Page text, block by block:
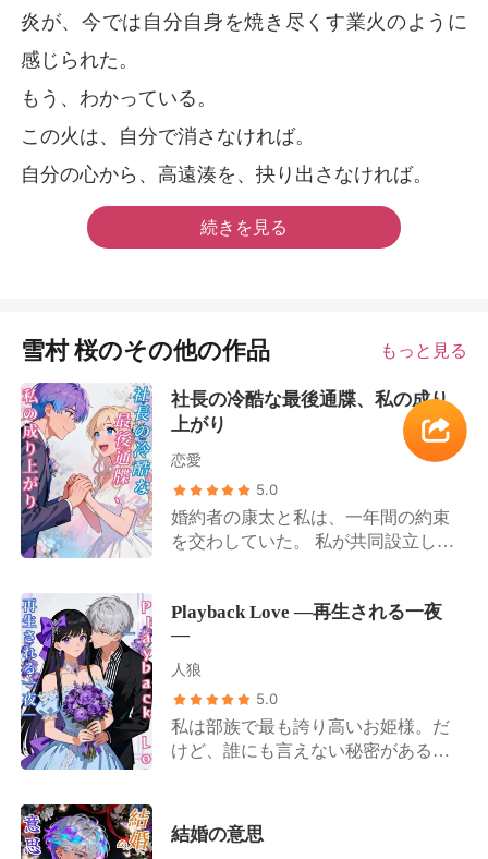
炎が、今では自分自身を焼き尽くす業火のように
感じられた。
もう、わかっている。
この火は、自分で消さなければ。
自分の心から、高遠湊を、抉り出さなければ。
続きを見る
雪村 桜のその他の作品 もっと見る
社長の冷酷な最後通牒、私の成り
上がり
恋愛
5.0
婚約者の康太と私は、一年間の約束
を交わしていた。 私が共同設立した
ある彼が私たちの帝国を築き上げ
る、と。 その約束は、彼が私の人生
をめちゃくちゃにした女に謝罪しろ
件が起きたのは、会社にとって最も
重要な投資家向けプレゼンの真っ最
中だった。 康太はビデオ通話の向こ
恥をかくよう要求したのだ。 樹里に
Playback Love ―再生される一夜
―
人狼
5.0
私は部族で最も誇り高いお姫様。だ
けど、誰にも言えない秘密がある。
画を撮った。 目の前でスマートフォ
ンを構えるアルファを前に、私は居
結婚の意思